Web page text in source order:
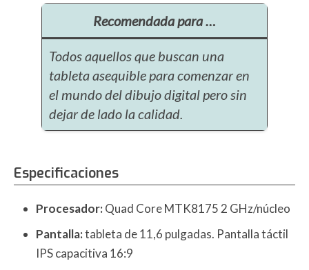
Recomendada para …
Todos aquellos que buscan una
tableta asequible para comenzar en
el mundo del dibujo digital pero sin
dejar de lado la calidad.
Especificaciones
Procesador:Quad Core MTK8175 2 GHz/núcleo
Pantalla:tableta de 11,6 pulgadas. Pantalla táctil
IPS capacitiva 16:9